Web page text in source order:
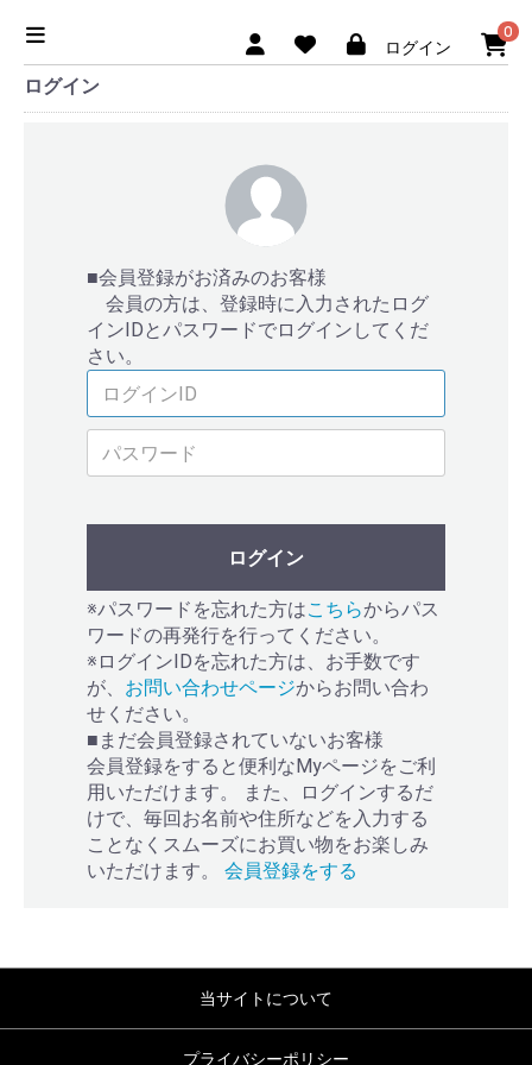
ログイン
0
ログイン
■会員登録がお済みのお客様
会員の方は、登録時に入力されたログ
インIDとパスワードでログインしてくだ
さい。
ログイン
※パスワードを忘れた方はこちらからパス
ワードの再発行を行ってください。
※ログインIDを忘れた方は、お手数です
が、 お問い合わせページからお問い合わ
せください。
■まだ会員登録されていないお客様
会員登録をすると便利なMyページをご利
用いただけます。 また、ログインするだ
けで、毎回お名前や住所などを入力する
ことなくスムーズにお買い物をお楽しみ
いただけます。会員登録をする
当サイトについて
プライバシーポリシー